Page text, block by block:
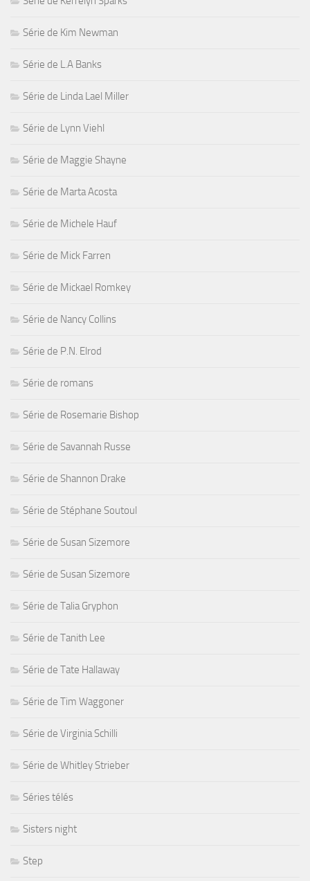
Série de Kim Newman
Série de L.A Banks
Série de Linda Lael Miller
Série de Lynn Viehl
Série de Maggie Shayne
Série de Marta Acosta
Série de Michele Hauf
Série de Mick Farren
Série de Mickael Romkey
Série de Nancy Collins
Série de P.N. Elrod
Série de romans
Série de Rosemarie Bishop
Série de Savannah Russe
Série de Shannon Drake
Série de Stéphane Soutoul
Série de Susan Sizemore
Série de Susan Sizemore
Série de Talia Gryphon
Série de Tanith Lee
Série de Tate Hallaway
Série de Tim Waggoner
Série de Virginia Schilli
Série de Whitley Strieber
Séries télés
Sisters night
Step